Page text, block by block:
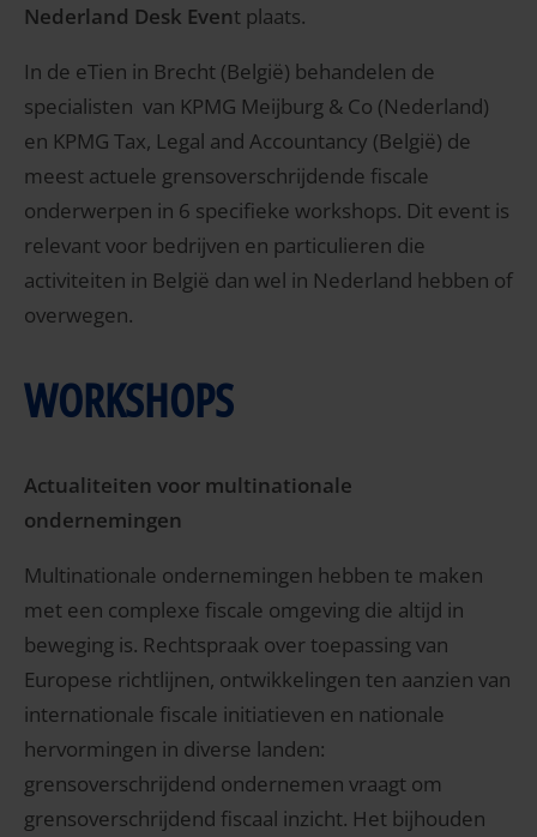
Nederland Desk Event plaats.
In de eTien in Brecht (België) behandelen de
specialisten van KPMG Meijburg & Co (Nederland)
en KPMG Tax, Legal and Accountancy (België) de
meest actuele grensoverschrijdende fiscale
onderwerpen in 6 specifieke workshops. Dit event is
relevant voor bedrijven en particulieren die
activiteiten in België dan wel in Nederland hebben of
overwegen.
WORKSHOPS
Actualiteiten voor multinationale
ondernemingen
Multinationale ondernemingen hebben te maken
met een complexe fiscale omgeving die altijd in
beweging is. Rechtspraak over toepassing van
Europese richtlijnen, ontwikkelingen ten aanzien van
internationale fiscale initiatieven en nationale
hervormingen in diverse landen:
grensoverschrijdend ondernemen vraagt om
grensoverschrijdend fiscaal inzicht. Het bijhouden